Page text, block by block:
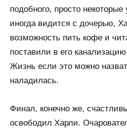
подобного, просто
иногда видится с дочерью,
возможность пить кофе и
поставили в его
Жизнь если это можно
наладилась.
Финал, конечно же,
освободил Харли.